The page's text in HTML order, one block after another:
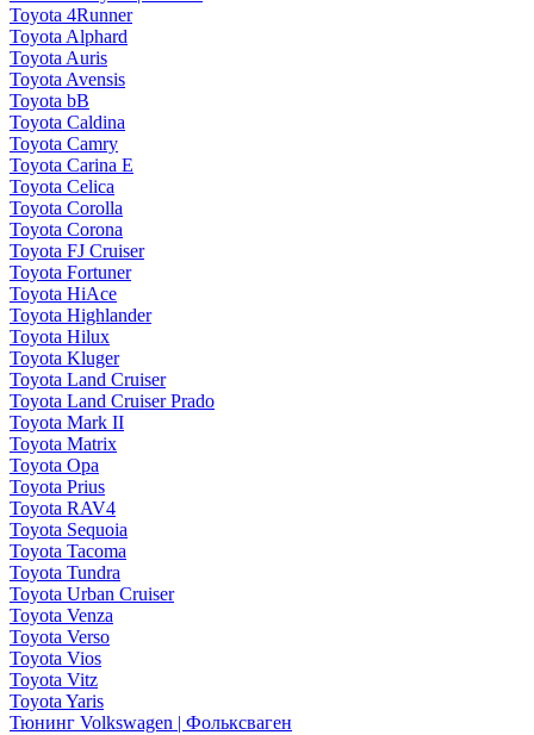
Toyota 4Runner
Toyota Alphard
Toyota Auris
Toyota Avensis
Toyota bB
Toyota Caldina
Toyota Camry
Toyota Carina E
Toyota Celica
Toyota Corolla
Toyota Corona
Toyota FJ Cruiser
Toyota Fortuner
Toyota HiAce
Toyota Highlander
Toyota Hilux
Toyota Kluger
Toyota Land Cruiser
Toyota Land Cruiser Prado
Toyota Mark II
Toyota Matrix
Toyota Opa
Toyota Prius
Toyota RAV4
Toyota Sequoia
Toyota Tacoma
Toyota Tundra
Toyota Urban Cruiser
Toyota Venza
Toyota Verso
Toyota Vios
Toyota Vitz
Toyota Yaris
Тюнинг Volkswagen | Фольксваген